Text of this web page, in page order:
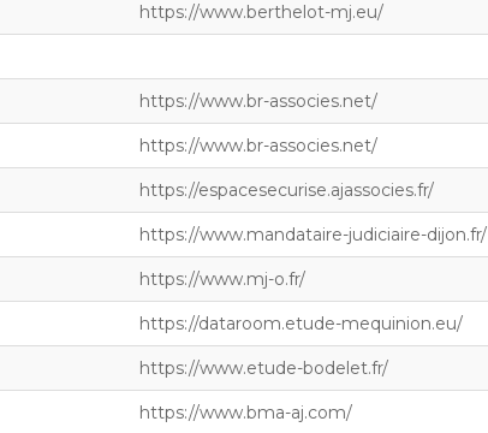
https://www.berthelot-mj.eu/
https://www.br-associes.net/
https://www.br-associes.net/
https://espacesecurise.ajassocies.fr/
https://www.mandataire-judiciaire-dijon.fr/
https://www.mj-o.fr/
https://dataroom.etude-mequinion.eu/
https://www.etude-bodelet.fr/
https://www.bma-aj.com/